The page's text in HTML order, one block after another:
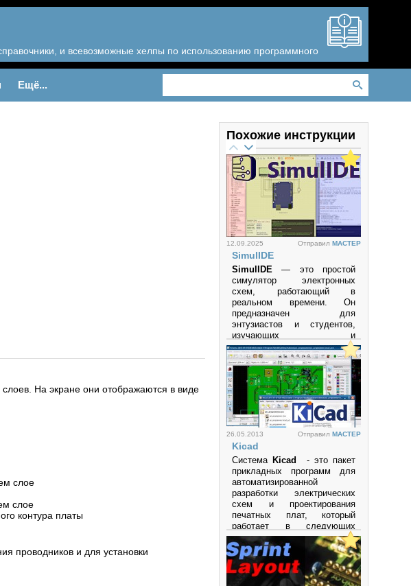
и всевозможные хелпы по использованию программного
Ещё...
На экране они отображаются в виде
слое
слое
контура платы
проводников и для установки
Похожие инструкции
12.09.2025 Отправил MACTEP
SimulIDE
SimulIDE — это простой
симулятор электронных
схем, работающий в
реальном времени. Он
предназначен для
энтузиастов и студентов,
изучающих и
экспериментирующих с
аналоговыми и цифровыми
электронными схемами, а
также с
микроконтроллерами.
Программа поддерживает
микроконтроллеры и
микропроцессоры семейств
PIC
AVR и другие.
Просмотров: 27653
26.05.2013 Отправил MACTEP
Kicad
Система Kicad
- это пакет
прикладных программ для
автоматизированной
разработки электрических
схем и проектирования
печатных плат, который
работает в следующих
операционных системах:
• LINUX
• Windows XP
• Mac OS